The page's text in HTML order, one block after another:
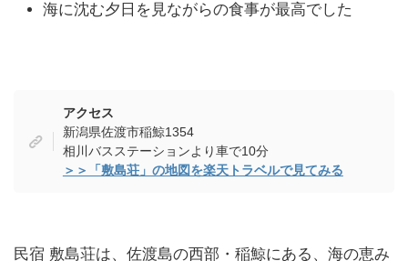
海に沈む夕日を見ながらの食事が最高でした
アクセス
新潟県佐渡市稲鯨1354
相川バスステーションより車で10分
＞＞「敷島荘」の地図を楽天トラベルで見てみる
民宿 敷島荘は、佐渡島の西部・稲鯨にある、海の恵み